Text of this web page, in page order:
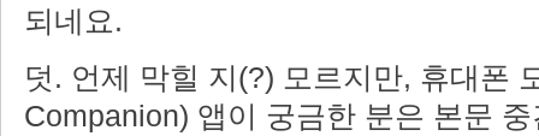
되네요.
덧. 언제 막힐 지(?) 모르지만, 휴대폰
Companion) 앱이 궁금한 분은 본문